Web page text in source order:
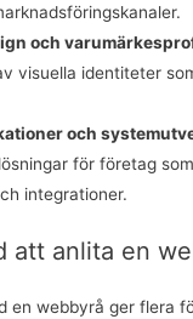
och
visuella identiteter
och
för företag
integrationer.
att anlita en
en webbyrå ger flera